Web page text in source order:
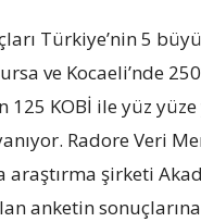
Türkiye’nin 5
ve Kocaeli’nde
125 KOBİ ile yüz
Radore Veri
araştırma şirketi
anketin